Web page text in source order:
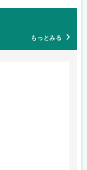
もっとみる